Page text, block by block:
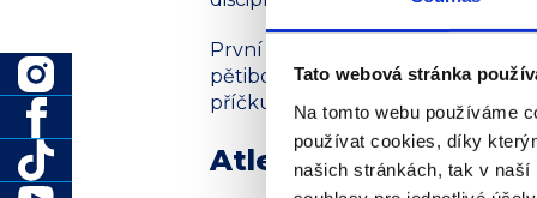
Tato webová stránka
Na tomto webu používáme
používat cookies, díky
našich stránkách, tak v
První zkušenost s republikovým
pětiboji, kde si lépe vedl Henry.
příčku. Cenné zkušenosti z
Atletická přípravka